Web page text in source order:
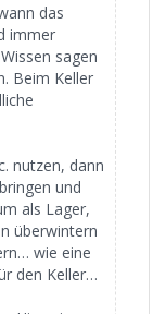
das
immer
sagen
Beim Keller
nutzen, dann
und
als Lager,
überwintern
wie eine
den Keller…